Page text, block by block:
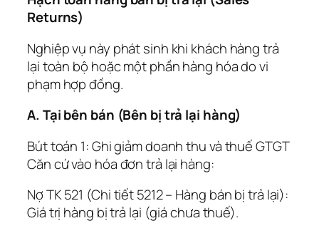
Returns)
Nghiệp vụ này phát sinh khi khách hàng trả
lại toàn bộ hoặc một phần hàng hóa do vi
phạm hợp đồng.
A. Tại bên bán (Bên bị trả lại hàng)
Bút toán 1: Ghi giảm doanh thu và thuế GTGT
Căn cứ vào hóa đơn trả lại hàng:
Nợ TK 521 (Chi tiết 5212 – Hàng bán bị trả lại):
Giá trị hàng bị trả lại (giá chưa thuế).